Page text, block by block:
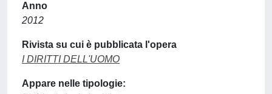
Anno
2012
Rivista su cui è pubblicata l'opera
I DIRITTI DELL'UOMO
Appare nelle tipologie: